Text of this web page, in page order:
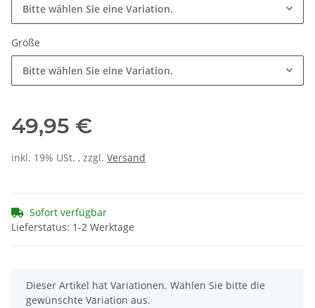
Bitte wählen Sie eine Variation.
Größe
Bitte wählen Sie eine Variation.
49,95 €
inkl. 19% USt. , zzgl. Versand
Sofort verfügbar
Lieferstatus: 1-2 Werktage
x
Dieser Artikel hat Variationen. Wählen Sie bitte die
gewünschte Variation aus.